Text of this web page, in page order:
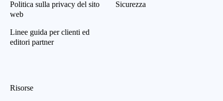
Politica sulla privacy del sito
web
Linee guida per clienti ed
editori partner
Sicurezza
Risorse